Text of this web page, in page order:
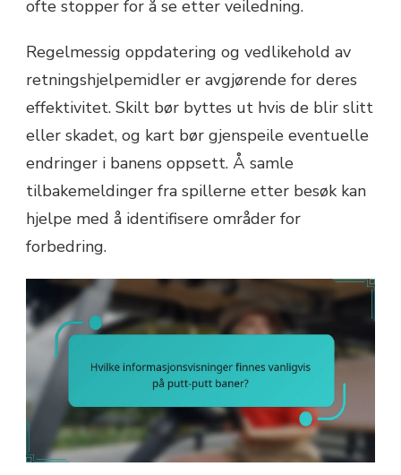
ofte stopper for å se etter veiledning.
Regelmessig oppdatering og vedlikehold av
retningshjelpemidler er avgjørende for deres
effektivitet. Skilt bør byttes ut hvis de blir slitt
eller skadet, og kart bør gjenspeile eventuelle
endringer i banens oppsett. Å samle
tilbakemeldinger fra spillerne etter besøk kan
hjelpe med å identifisere områder for
forbedring.